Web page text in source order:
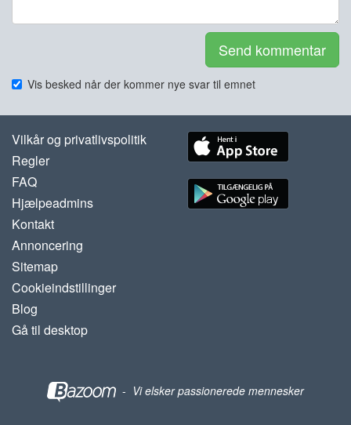
Send kommentar
Vis besked når der kommer nye svar til emnet
Vilkår og privatlivspolitik
Regler
FAQ
Hjælpeadmins
Kontakt
Annoncering
Sitemap
Cookieindstillinger
Blog
Gå til desktop
- Vi elsker passionerede mennesker